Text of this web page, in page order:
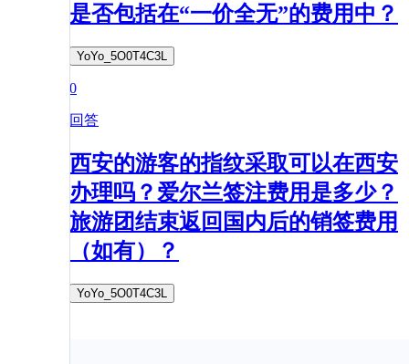
是否包括在“一价全无”的费用中？
YoYo_5O0T4C3L
0
回答
西安的游客的指纹采取可以在西安
办理吗？爱尔兰签注费用是多少？
旅游团结束返回国内后的销签费用
（如有）？
YoYo_5O0T4C3L